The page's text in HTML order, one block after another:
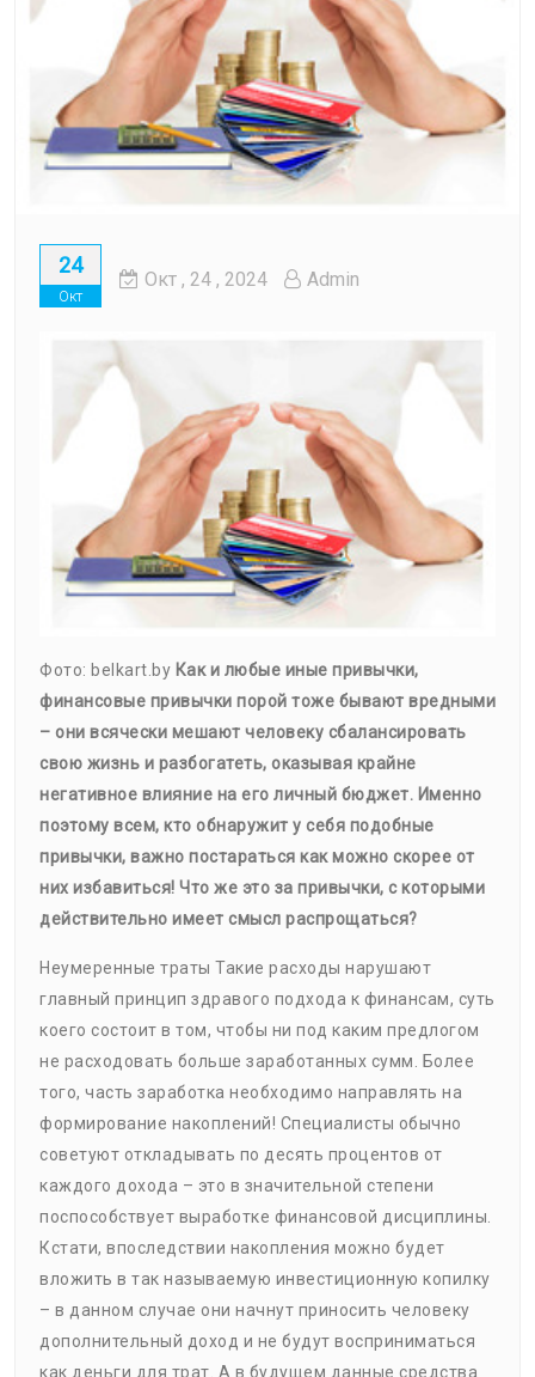
24
Окт
Окт , 24 , 2024 Admin
Фото: belkart.by Как и любые иные привычки,
финансовые привычки порой тоже бывают вредными
– они всячески мешают человеку сбалансировать
свою жизнь и разбогатеть, оказывая крайне
негативное влияние на его личный бюджет. Именно
поэтому всем, кто обнаружит у себя подобные
привычки, важно постараться как можно скорее от
них избавиться! Что же это за привычки, с которыми
действительно имеет смысл распрощаться?
Неумеренные траты Такие расходы нарушают
главный принцип здравого подхода к финансам, суть
коего состоит в том, чтобы ни под каким предлогом
не расходовать больше заработанных сумм. Более
того, часть заработка необходимо направлять на
формирование накоплений! Специалисты обычно
советуют откладывать по десять процентов от
каждого дохода – это в значительной степени
поспособствует выработке финансовой дисциплины.
Кстати, впоследствии накопления можно будет
вложить в так называемую инвестиционную копилку
– в данном случае они начнут приносить человеку
дополнительный доход и не будут восприниматься
как деньги для трат. А в будущем данные средства